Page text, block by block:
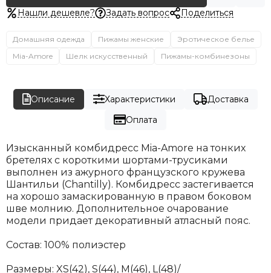
Нашли дешевле? Задать вопрос Поделиться
Домашняя одежда Пижамы женские
Эротическое белье
Mia-Amore
Шелк искусственный Пижамы-комбинезоны
Описание Характеристики
Доставка
Оплата
Изысканный комбидресс Mia-Amore на тонких
бретелях с короткими шортами-трусиками
выполнен из ажурного французского кружева
Шантильи (Chantilly). Комбидресс застегивается
на хорошо замаскированную в правом боковом
шве молнию. Дополнительное очарование
модели придает декоративный атласный пояс.
Состав: 100% полиэстер
Размеры: XS(42), S(44), M(46), L(48)/